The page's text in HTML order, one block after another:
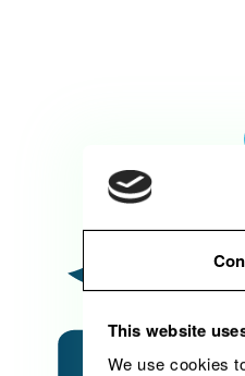
This website
We use cookies